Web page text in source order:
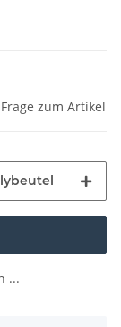
Frage zum Artikel
...